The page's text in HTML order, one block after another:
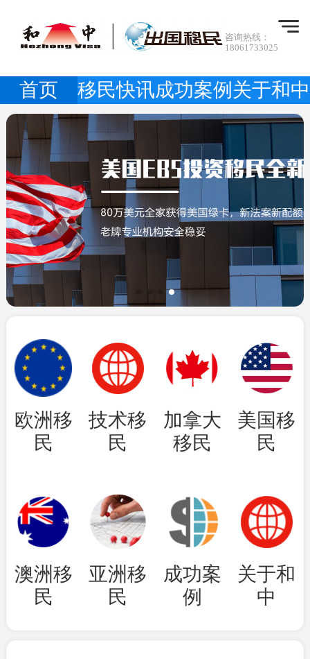
咨询热线：
18061733025
首页 移民快讯成功案例 关于和中
欧洲移
民
技术移
民
加拿大
移民
美国移
民
澳洲移
民
亚洲移
民
成功案
例
关于和
中